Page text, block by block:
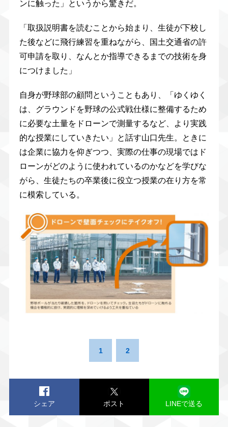
ンに触った」というから驚きだ。
「取扱説明書を読むことから始まり、生徒が下校し
た後などに飛行練習を重ねながら、国土交通省の許
可申請を取り、なんとか指導できるまでの技術を身
につけました」
自身が野球部の顧問ということもあり、「ゆくゆく
は、グラウンドを野球の公式戦仕様に整備するため
に必要な土量をドローンで測量するなど、より実践
的な授業にしていきたい」と話す山口先生。ときに
は企業に協力を仰ぎつつ、実際の仕事の現場ではド
ローンがどのように使われているのかなどを学びな
がら、生徒たちの卒業後に役立つ授業の在り方を常
に模索している。
1 2
シェア ポスト LINEで送る